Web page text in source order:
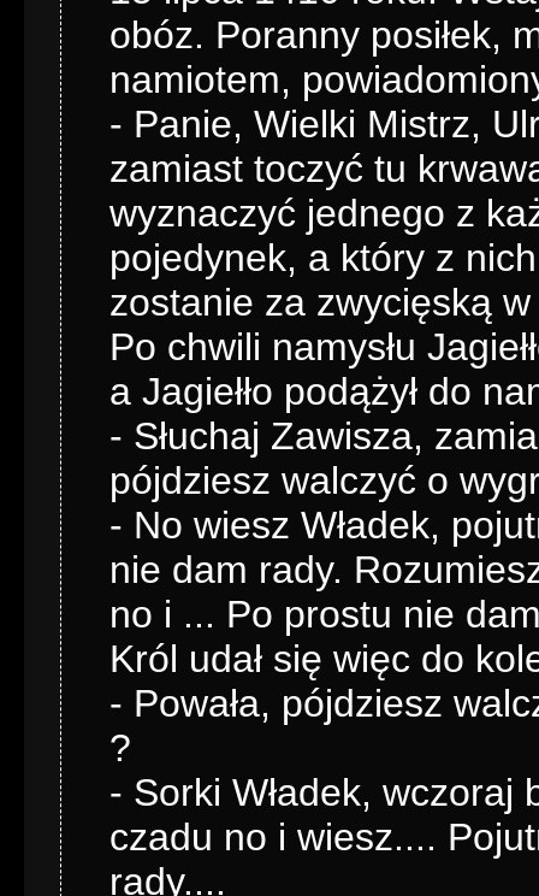
obóz. Poranny posiłek,
namiotem,
- Panie, Wielki Mistrz,
zamiast toczyć tu
wyznaczyć jednego z
pojedynek, a który z
zostanie za zwycięską w
Po chwili namysłu
a Jagiełło podążył do
- Słuchaj Zawisza,
pójdziesz walczyć o
- No wiesz Władek,
nie dam rady.
no i ... Po prostu nie
Król udał się więc do
- Powała, pójdziesz
?
- Sorki Władek, wczoraj
czadu no i wiesz....
rady....